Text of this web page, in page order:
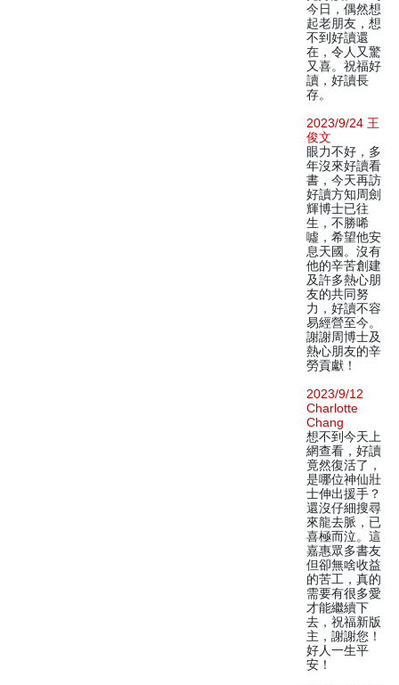
今日，偶然想
起老朋友，想
不到好讀還
在，令人又驚
又喜。祝福好
讀，好讀長
存。
2023/9/24 王
俊文
眼力不好，多
年沒來好讀看
書，今天再訪
好讀方知周劍
輝博士已往
生，不勝唏
噓，希望他安
息天國。沒有
他的辛苦創建
及許多熱心朋
友的共同努
力，好讀不容
易經營至今。
謝謝周博士及
熱心朋友的辛
勞貢獻！
2023/9/12
Charlotte
Chang
想不到今天上
網查看，好讀
竟然復活了，
是哪位神仙壯
士伸出援手？
還沒仔細搜尋
來龍去脈，已
喜極而泣。這
嘉惠眾多書友
但卻無啥收益
的苦工，真的
需要有很多愛
才能繼續下
去，祝福新版
主，謝謝您！
好人一生平
安！